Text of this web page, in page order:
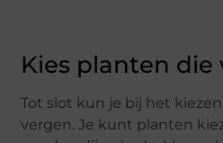
Kies planten
Tot slot kun je bij het
vergen. Je kunt planten